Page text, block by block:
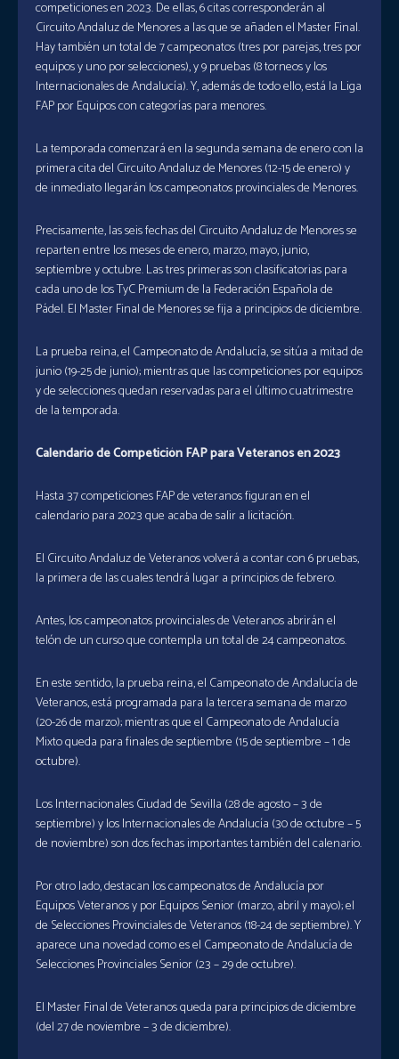
competiciones en 2023. De ellas, 6 citas corresponderán al
Circuito Andaluz de Menores a las que se añaden el Master Final.
Hay también un total de 7 campeonatos (tres por parejas, tres por
equipos y uno por selecciones), y 9 pruebas (8 torneos y los
Internacionales de Andalucía). Y, además de todo ello, está la Liga
FAP por Equipos con categorías para menores.
La temporada comenzará en la segunda semana de enero con la
primera cita del Circuito Andaluz de Menores (12-15 de enero) y
de inmediato llegarán los campeonatos provinciales de Menores.
Precisamente, las seis fechas del Circuito Andaluz de Menores se
reparten entre los meses de enero, marzo, mayo, junio,
septiembre y octubre. Las tres primeras son clasificatorias para
cada uno de los TyC Premium de la Federación Española de
Pádel. El Master Final de Menores se fija a principios de diciembre.
La prueba reina, el Campeonato de Andalucía, se sitúa a mitad de
junio (19-25 de junio); mientras que las competiciones por equipos
y de selecciones quedan reservadas para el último cuatrimestre
de la temporada.
Calendario de Competición FAP para Veteranos en 2023
Hasta 37 competiciones FAP de veteranos figuran en el
calendario para 2023 que acaba de salir a licitación.
El Circuito Andaluz de Veteranos volverá a contar con 6 pruebas,
la primera de las cuales tendrá lugar a principios de febrero.
Antes, los campeonatos provinciales de Veteranos abrirán el
telón de un curso que contempla un total de 24 campeonatos.
En este sentido, la prueba reina, el Campeonato de Andalucía de
Veteranos, está programada para la tercera semana de marzo
(20-26 de marzo); mientras que el Campeonato de Andalucía
Mixto queda para finales de septiembre (15 de septiembre – 1 de
octubre).
Los Internacionales Ciudad de Sevilla (28 de agosto – 3 de
septiembre) y los Internacionales de Andalucía (30 de octubre – 5
de noviembre) son dos fechas importantes también del calenario.
Por otro lado, destacan los campeonatos de Andalucía por
Equipos Veteranos y por Equipos Senior (marzo, abril y mayo); el
de Selecciones Provinciales de Veteranos (18-24 de septiembre). Y
aparece una novedad como es el Campeonato de Andalucía de
Selecciones Provinciales Senior (23 – 29 de octubre).
El Master Final de Veteranos queda para principios de diciembre
(del 27 de noviembre – 3 de diciembre).